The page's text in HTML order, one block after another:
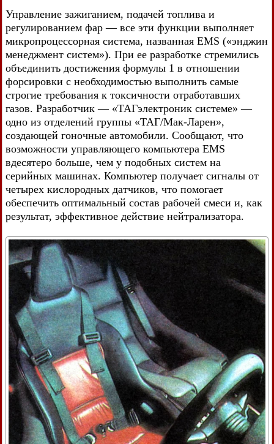
Управление зажиганием, подачей топлива и
регулированием фар — все эти функции выполняет
микропроцессорная система, названная EMS («энджин
менеджмент систем»). При ее разработке стремились
объединить достижения формулы 1 в отношении
форсировки с необходимостью выполнить самые
строгие требования к токсичности отработавших
газов. Разработчик — «ТАГэлектроник системе» —
одно из отделений группы «ТАГ/Мак-Ларен»,
создающей гоночные автомобили. Сообщают, что
возможности управляющего компьютера EMS
вдесятеро больше, чем у подобных систем на
серийных машинах. Компьютер получает сигналы от
четырех кислородных датчиков, что помогает
обеспечить оптимальный состав рабочей смеси и, как
результат, эффективное действие нейтрализатора.